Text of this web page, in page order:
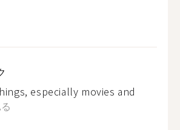
especially movies and